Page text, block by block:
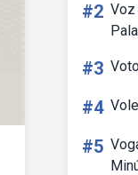
#2 Voz
#3
#4
#5